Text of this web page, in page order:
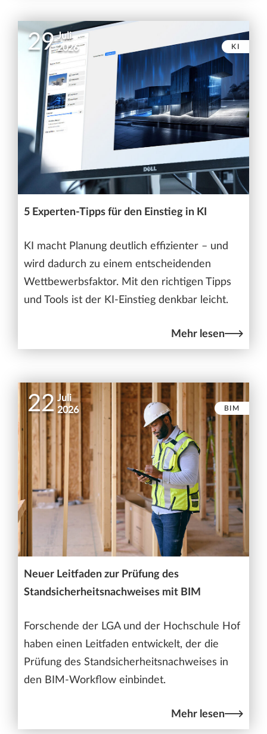
29 Juli
2026
KI
5 Experten-Tipps für den Einstieg in KI
KI macht Planung deutlich effizienter – und
wird dadurch zu einem entscheidenden
Wettbewerbsfaktor. Mit den richtigen Tipps
und Tools ist der KI-Einstieg denkbar leicht.
Mehr lesen
22 Juli
2026
BIM
Neuer Leitfaden zur Prüfung des
Standsicherheitsnachweises mit BIM
Forschende der LGA und der Hochschule Hof
haben einen Leitfaden entwickelt, der die
Prüfung des Standsicherheitsnachweises in
den BIM-Workflow einbindet.
Mehr lesen